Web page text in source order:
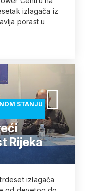
izlagača iz
porast u
STANJU
Rijeka
izlagača